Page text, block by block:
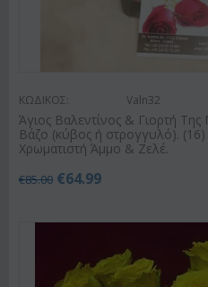
ΚΩΔΙΚΟΣ: Valn32
Άγιος Βαλεντίνος & Γιορτή
Βάζο (κύβος ή στρογγυλό).
Χρωματιστή Άμμο & Ζελέ.
€85.00 €64.99